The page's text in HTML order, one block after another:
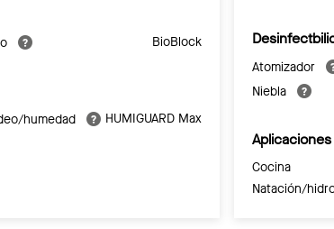
BioBlock
humedad HUMIGUARD Max
Atomizador
Niebla
Cocina
Natación/